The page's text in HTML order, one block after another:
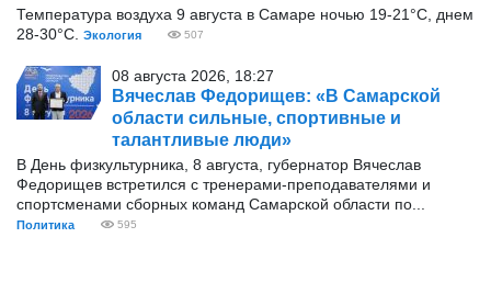
Температура воздуха 9 августа в Самаре ночью 19-21°С, днем
28-30°С.
Экология 507
08 августа 2026, 18:27
Вячеслав Федорищев: «В Самарской
области сильные, спортивные и
талантливые люди»
В День физкультурника, 8 августа, губернатор Вячеслав
Федорищев встретился с тренерами-преподавателями и
спортсменами сборных команд Самарской области по...
Политика 595